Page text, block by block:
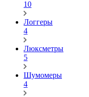
10
Логгеры
4
Люксметры
5
Шумомеры
4